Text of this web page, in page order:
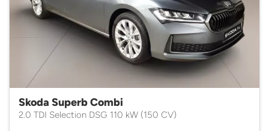
Skoda Superb Combi
2.0 TDI Selection DSG 110 kW (150 CV)